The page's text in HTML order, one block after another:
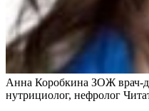
Анна Коробкина ЗОЖ врач-
нутрициолог, нефролог